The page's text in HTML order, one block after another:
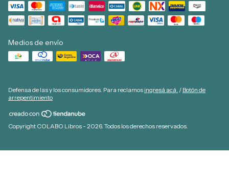
Medios de envío
Defensa de las y los consumidores. Para reclamos ingresá acá. / Botón de
arrepentimiento
Copyright COLABO Libros - 2026. Todos los derechos reservados.